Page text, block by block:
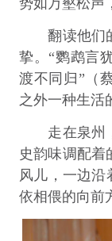
翻读他们的
挚。“鹦鹉言
渡不同归”（
之外一种生
走在泉州
史韵味调配着
风儿，一边沿
依相偎的向